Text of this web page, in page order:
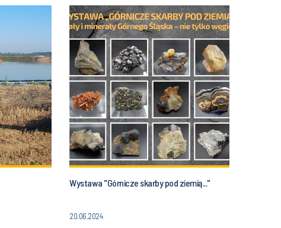
Wystawa "Górnicze skarby pod ziemią..."
20.06.2024